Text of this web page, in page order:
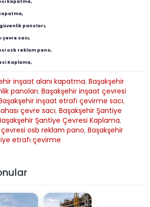
kapatma,
panoları,
çevre sacı,
osb reklam pano,
Kaplama,
inşaat alanı kapatma, Başakşehir
panoları, Başakşehir inşaat çevresi
inşaat etrafı çevirme sacı,
çevre sacı, Başakşehir Şantiye
Şantiye Çevresi Kaplama,
osb reklam pano, Başakşehir
etrafı çevirme